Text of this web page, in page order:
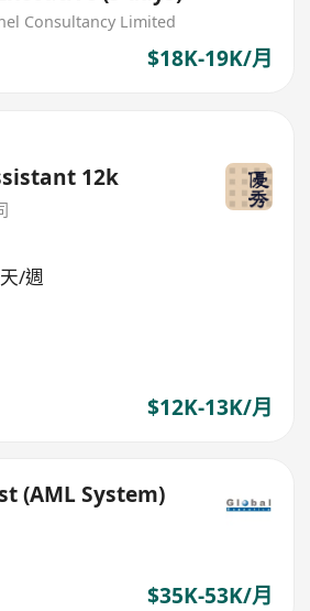
Consultancy Limited
$18K-19K/月
12k
/週
$12K-13K/月
(AML System)
$35K-53K/月